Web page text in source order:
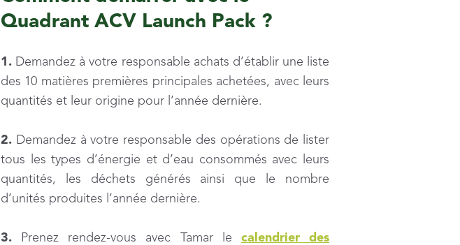
Quadrant ACV Launch Pack ?
1. Demandez à votre responsable achats d’établir une liste
des 10 matières premières principales achetées, avec leurs
quantités et leur origine pour l’année dernière.
2. Demandez à votre responsable des opérations de lister
tous les types d’énergie et d’eau consommés avec leurs
quantités, les déchets générés ainsi que le nombre
d’unités produites l’année dernière.
3. Prenez rendez-vous avec Tamar le calendrier
des